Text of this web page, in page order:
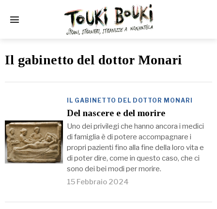
Il gabinetto del dottor Monari
IL GABINETTO DEL DOTTOR MONARI
Del nascere e del morire
Uno dei privilegi che hanno ancora i medici
di famiglia è di potere accompagnare i
propri pazienti fino alla fine della loro vita e
di poter dire, come in questo caso, che ci
sono dei bei modi per morire.
15 Febbraio 2024